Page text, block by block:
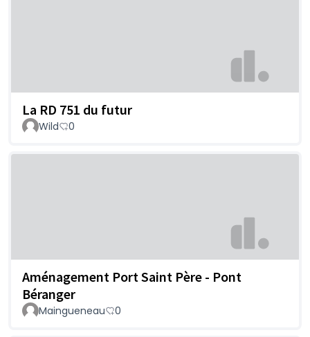
La RD 751 du futur
Wild 0
Aménagement Port Saint Père - Pont
Béranger
Maingueneau 0